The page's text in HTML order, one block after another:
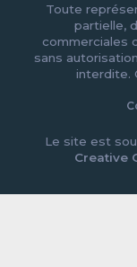
Toute
partielle,
commerciales
sans
interdite.
Le site est
Creative